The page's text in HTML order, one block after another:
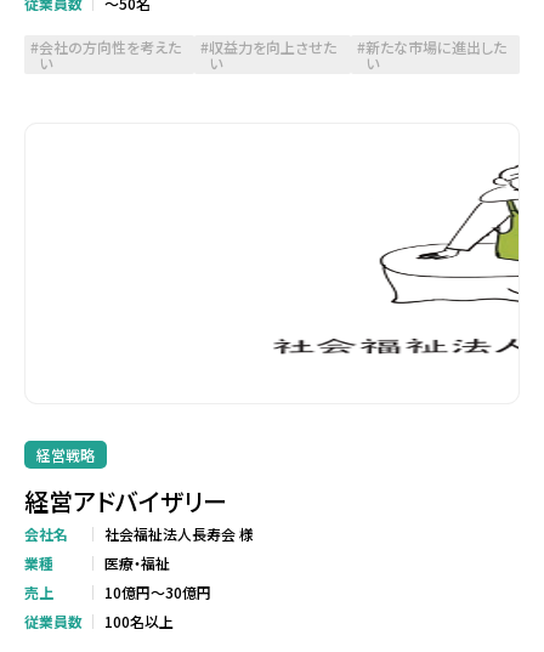
会社の方向性を考えた
い
収益力を向上させた
い
新たな市場に進出した
い
経営戦略
経営アドバイザリー
会社名
社会福祉法人長寿会 様
業種
医療・福祉
売上
10億円～30億円
従業員数
100名以上